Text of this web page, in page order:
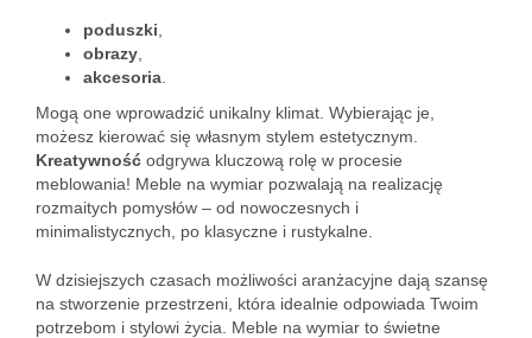
poduszki
obrazy
akcesoria
Mogą one wprowadzić unikalny klimat. Wybierając je,
możesz kierować się własnym stylem estetycznym.
Kreatywność odgrywa kluczową rolę w procesie
meblowania! Meble na wymiar pozwalają na realizację
rozmaitych pomysłów – od nowoczesnych i
minimalistycznych, po klasyczne i rustykalne.
W dzisiejszych czasach możliwości aranżacyjne dają szansę
na stworzenie przestrzeni, która idealnie odpowiada Twoim
potrzebom i stylowi życia. Meble na wymiar to świetne